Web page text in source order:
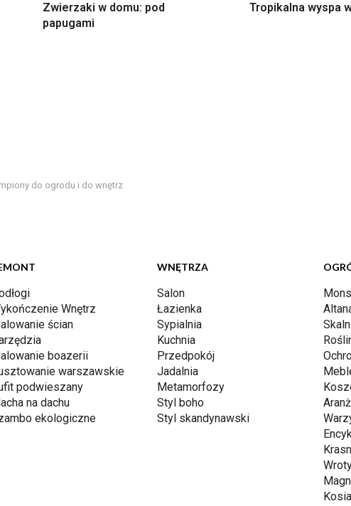
Zwierzaki w domu: pod
papugami
Tropikalna wyspa
do ogrodu i do wnętrz
Wnętrz
ścian
boazerii
warszawskie
podwieszany
na dachu
ekologiczne
WNĘTRZA
Salon
Łazienka
Sypialnia
Kuchnia
Przedpokój
Jadalnia
Metamorfozy
Styl boho
Styl skandynawski